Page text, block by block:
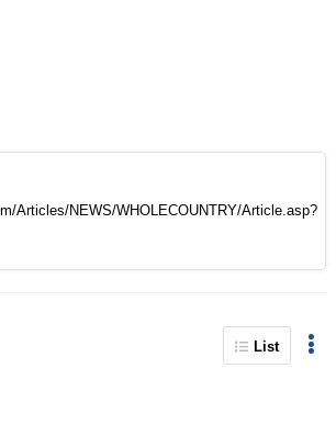
Articles/NEWS/WHOLECOUNTRY/Article.asp?
List